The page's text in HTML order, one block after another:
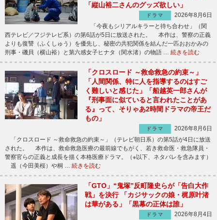
「縦山裕二さんのグッズ欲しい」
ドラマ
2026年8月6日
「今夜もシリアルキラーと待ち合わせ」（関
西テレビ／フジテレビ系）の第6話が5日に放送された。 本作は、警察の正義
よりも復讐（ふくしゅう）を優先し、秘密の共犯関係を結んだ一匹おおかみの
刑事・磯貝（横山裕）と第六感女子ヒナタ（関水渚）の物語 … 続きを読む
「クロスロード ～救命救急の約束～」
「人間関係、特に人を指導するのはすご
く難しいと感じた」「船越英一郎さんが
『刑事面に似ていると言われたことがあ
る』って、そりゃあ2時間ドラマの帝王だ
もの」
ドラマ
2026年8月6日
「クロスロード ～救命救急の約束～」（テレビ朝日系）の第5話が4日に放送
された。 本作は、救命救急医療の最前線でもがく、若き救命医・救急隊員・
警察官らの正義と成長を描く本格医療ドラマ。（※以下、ネタバレを含みます）
遥（今田美桜）や桐 … 続きを読む
「GTO」“鬼塚”反町隆史らが「告白大作
戦」を決行 「カジサックの娘・梶原叶渚
は華がある」「黒幕の正体は誰」
ドラマ
2026年8月4日